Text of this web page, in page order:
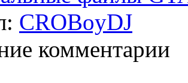
CROBoyDJ
комментарии